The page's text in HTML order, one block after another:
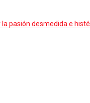
pasión desmedida e